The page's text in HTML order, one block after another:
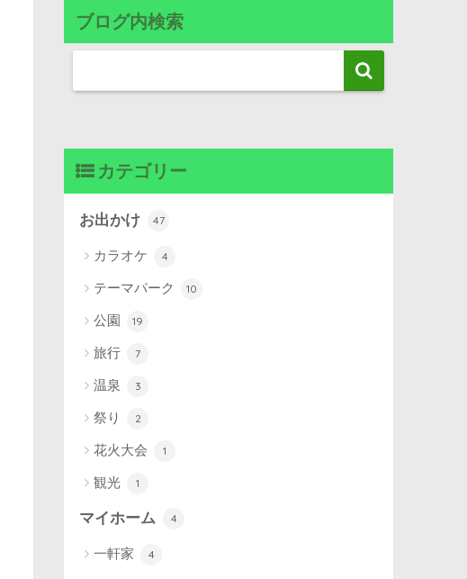
ブログ内検索
カテゴリー
お出かけ 47
カラオケ 4
テーマパーク 10
公園 19
旅行 7
温泉 3
祭り 2
花火大会 1
観光 1
マイホーム 4
一軒家 4